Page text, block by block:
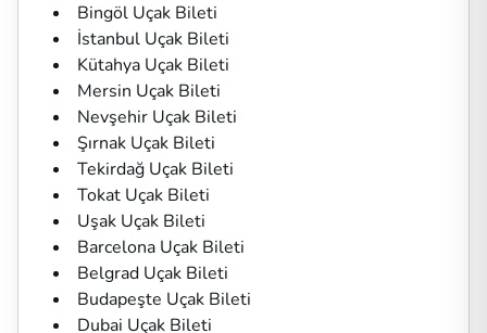
Bingöl Uçak Bileti
İstanbul Uçak Bileti
Kütahya Uçak Bileti
Mersin Uçak Bileti
Nevşehir Uçak Bileti
Şırnak Uçak Bileti
Tekirdağ Uçak Bileti
Tokat Uçak Bileti
Uşak Uçak Bileti
Barcelona Uçak Bileti
Belgrad Uçak Bileti
Budapeşte Uçak Bileti
Dubai Uçak Bileti